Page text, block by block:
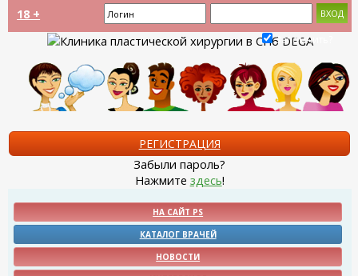
18 +
Запомнить?
РЕГИСТРАЦИЯ
Забыли пароль?
Нажмите здесь!
НА САЙТ PS
КАТАЛОГ ВРАЧЕЙ
НОВОСТИ